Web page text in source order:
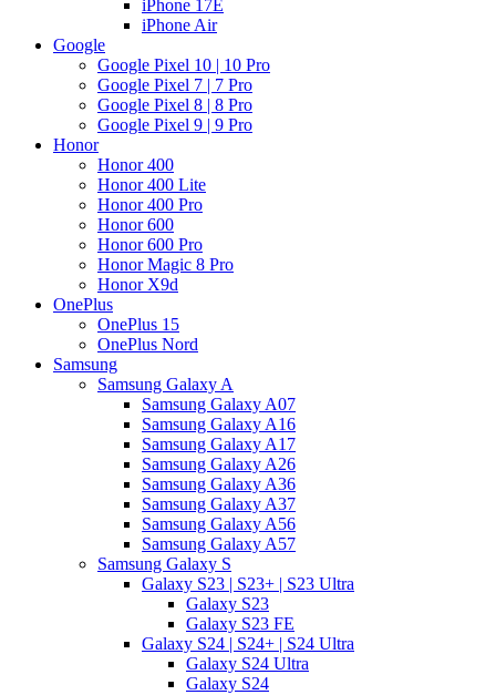
iPhone 17E
iPhone Air
Google
Google Pixel 10 | 10 Pro
Google Pixel 7 | 7 Pro
Google Pixel 8 | 8 Pro
Google Pixel 9 | 9 Pro
Honor
Honor 400
Honor 400 Lite
Honor 400 Pro
Honor 600
Honor 600 Pro
Honor Magic 8 Pro
Honor X9d
OnePlus
OnePlus 15
OnePlus Nord
Samsung
Samsung Galaxy A
Samsung Galaxy A07
Samsung Galaxy A16
Samsung Galaxy A17
Samsung Galaxy A26
Samsung Galaxy A36
Samsung Galaxy A37
Samsung Galaxy A56
Samsung Galaxy A57
Samsung Galaxy S
Galaxy S23 | S23+ | S23 Ultra
Galaxy S23
Galaxy S23 FE
Galaxy S24 | S24+ | S24 Ultra
Galaxy S24 Ultra
Galaxy S24